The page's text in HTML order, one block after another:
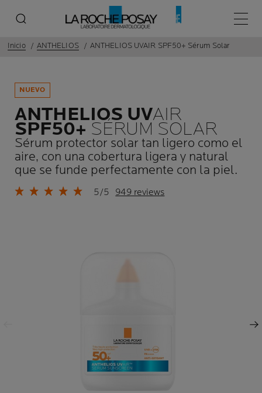
Menú
Inicio ANTHELIOS ANTHELIOS UVAIR SPF50+ Sérum Solar
NUEVO
ANTHELIOS UVAIR
SPF50+ SÉRUM SOLAR
Sérum protector solar tan ligero como el
aire, con una cobertura ligera y natural
que se funde perfectamente con la piel.
5/5 949 reviews
Siguiente Panel